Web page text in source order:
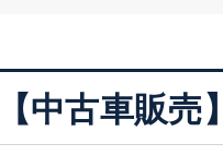
中古車販売